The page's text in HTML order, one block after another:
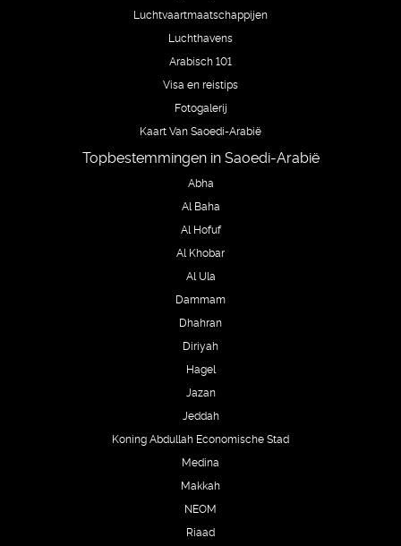
Luchtvaartmaatschappijen
Luchthavens
Arabisch 101
Visa en reistips
Fotogalerij
Kaart Van Saoedi-Arabië
Topbestemmingen in Saoedi-Arabië
Abha
Al Baha
Al Hofuf
Al Khobar
Al Ula
Dammam
Dhahran
Diriyah
Hagel
Jazan
Jeddah
Koning Abdullah Economische Stad
Medina
Makkah
NEOM
Riaad